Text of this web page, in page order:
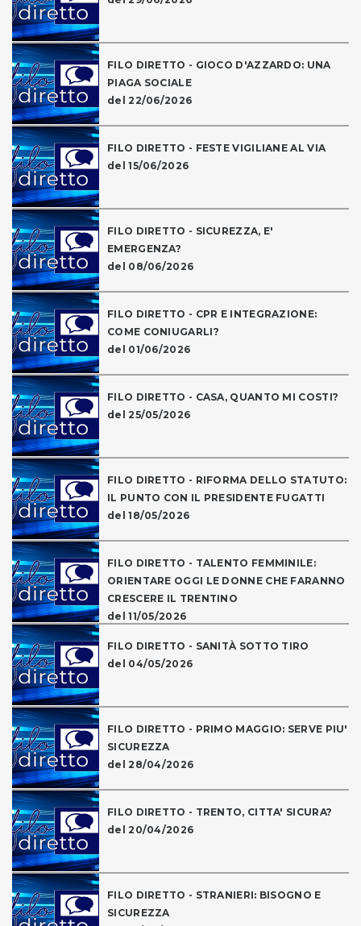
FILO DIRETTO - GIOCO D'AZZARDO: UNA
PIAGA SOCIALE
del 22/06/2026
FILO DIRETTO - FESTE VIGILIANE AL VIA
del 15/06/2026
FILO DIRETTO - SICUREZZA, E'
EMERGENZA?
del 08/06/2026
FILO DIRETTO - CPR E INTEGRAZIONE:
COME CONIUGARLI?
del 01/06/2026
FILO DIRETTO - CASA, QUANTO MI COSTI?
del 25/05/2026
FILO DIRETTO - RIFORMA DELLO STATUTO:
IL PUNTO CON IL PRESIDENTE FUGATTI
del 18/05/2026
FILO DIRETTO - TALENTO FEMMINILE:
ORIENTARE OGGI LE DONNE CHE FARANNO
CRESCERE IL TRENTINO
del 11/05/2026
FILO DIRETTO - SANITÀ SOTTO TIRO
del 04/05/2026
FILO DIRETTO - PRIMO MAGGIO: SERVE PIU'
SICUREZZA
del 28/04/2026
FILO DIRETTO - TRENTO, CITTA' SICURA?
del 20/04/2026
FILO DIRETTO - STRANIERI: BISOGNO E
SICUREZZA